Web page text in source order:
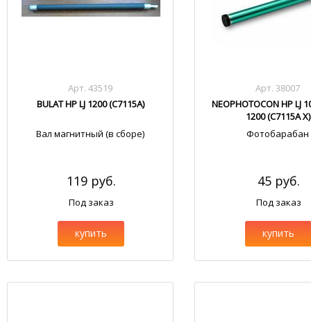
Арт. 43519
BULAT HP LJ 1200 (С7115А)
Вал магнитный (в сборе)
119 руб.
Под заказ
купить
Арт. 38007
NEOPHOTOCON HP LJ
1200 (C7115A X)
Фотобарабан
45 руб.
Под заказ
купить